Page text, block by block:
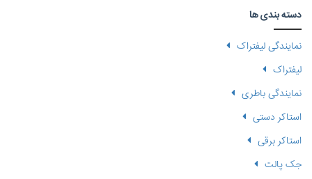
دسته بندی ها
نمایندگی لیفتراک
لیفتراک
نمایندگی باطری
استاکر دستی
استاکر برقی
جک پالت